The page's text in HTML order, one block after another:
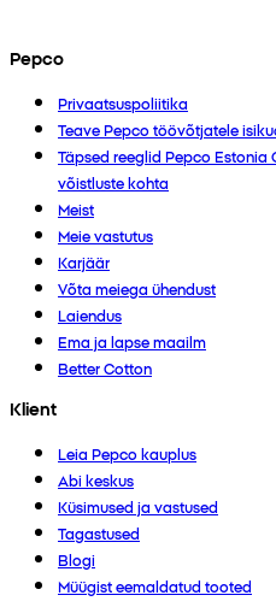
Pepco
Privaatsuspoliitika
Teave Pepco töövõtjatele
Täpsed reeglid Pepco
võistluste kohta
Meist
Meie vastutus
Karjäär
Võta meiega ühendust
Laiendus
Ema ja lapse maailm
Better Cotton
Klient
Leia Pepco kauplus
Abi keskus
Küsimused ja vastused
Tagastused
Blogi
Müügist eemaldatud tooted